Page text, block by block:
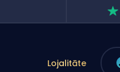
Lojalitāte